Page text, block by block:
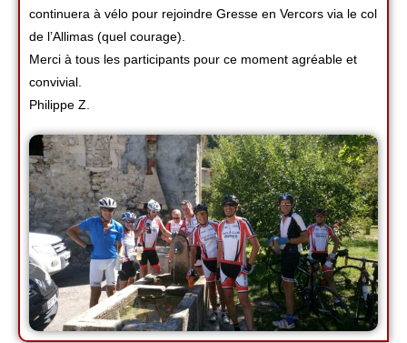
continuera à vélo pour rejoindre Gresse en Vercors via le col
de l’Allimas (quel courage).
Merci à tous les participants pour ce moment agréable et
convivial.
Philippe Z.